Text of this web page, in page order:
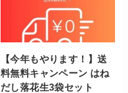
【今年もやります！】送
料無料キャンペーン はね
だし落花生3袋セット